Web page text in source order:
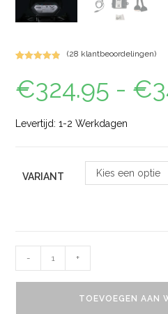
4.96op 5
gebaseerd
waarderinge
(28 klantbeoordelingen)
€324.95 - €
Levertijd: 1-2 Werkdagen
VARIANT Kies een optie
- +
TOEVOEGEN AAN